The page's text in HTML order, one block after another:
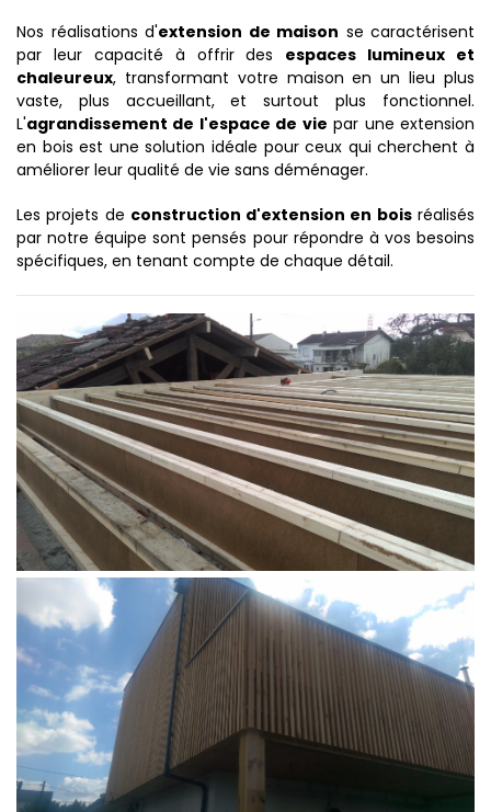
Nos réalisations d'extension de maison se caractérisent
par leur capacité à offrir des espaces lumineux et
chaleureux, transformant votre maison en un lieu plus
vaste, plus accueillant, et surtout plus fonctionnel.
L'agrandissement de l'espace de vie par une extension
en bois est une solution idéale pour ceux qui cherchent à
améliorer leur qualité de vie sans déménager.
Les projets de construction d'extension en boisréalisés
par notre équipe sont pensés pour répondre à vos besoins
spécifiques, en tenant compte de chaque détail.